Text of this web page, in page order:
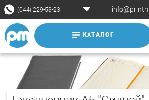
(044) 229-53-23
КАТАЛОГ